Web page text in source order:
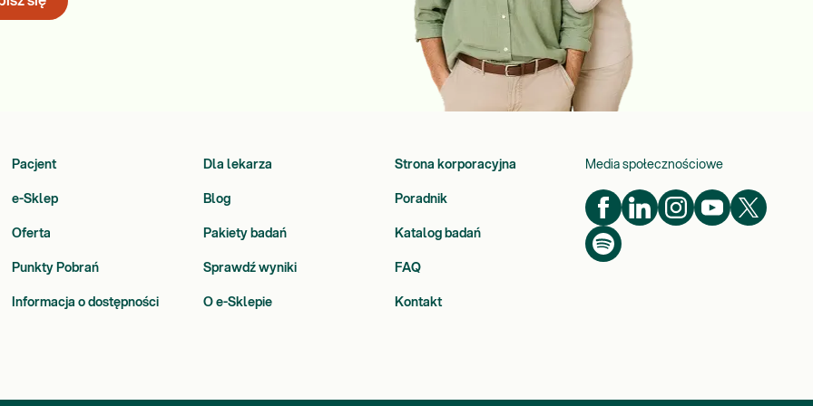
Pacjent Dla lekarza Strona korporacyjna
e-Sklep Blog Poradnik
Oferta Pakiety badań Katalog badań
Punkty Pobrań Sprawdź wyniki FAQ
Informacja o dostępności O e-Sklepie Kontakt
Media społecznościowe